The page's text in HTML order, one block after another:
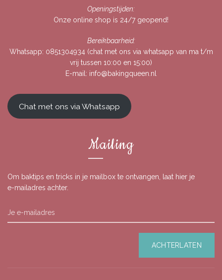
Openingstijden:
Onze online shop is 24/7 geopend!
Bereikbaarheid:
Whatsapp: 0851304934(chat met ons via whatsapp van ma t/m
vrij tussen 10:00 en 15:00)
E-mail: info@bakingqueen.nl
Chat met ons via Whatsapp
Mailing
Om baktips en tricks in je mailbox te ontvangen, laat hier je
e-mailadres achter.